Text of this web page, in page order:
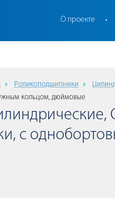
О проекте
Роликоподшипники
кольцом, дюймовые
с